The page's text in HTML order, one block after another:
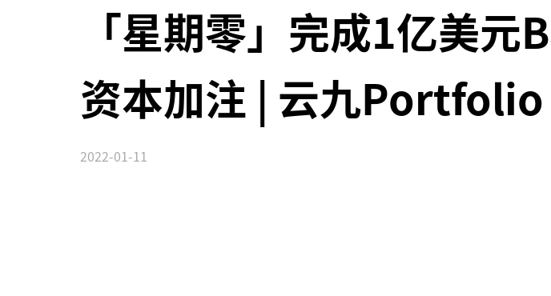
「星期零」完成1亿美元
资本加注 | 云九Portfolio
2022-01-11